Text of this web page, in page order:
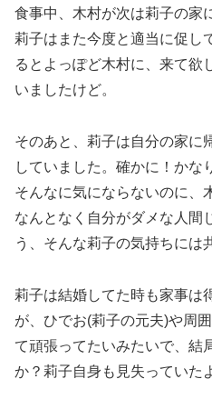
食事中、木村が次は莉子の家
莉子はまた今度と適当に促し
るとよっぽど木村に、来て欲
いましたけど。
そのあと、莉子は自分の家に
していました。確かに！かな
そんなに気にならないのに、
なんとなく自分がダメな人間
う、そんな莉子の気持ちには
莉子は結婚してた時も家事は
が、ひでお(莉子の元夫)や周
て頑張ってたいみたいで、結
か？莉子自身も見失っていた